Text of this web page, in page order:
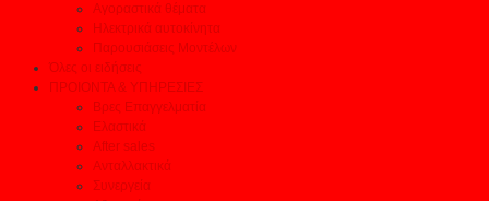
Αγοραστικά θέματα
Ηλεκτρικά αυτοκίνητα
Παρουσιάσεις Μοντέλων
Όλες οι ειδήσεις
ΠΡΟΙΟΝΤΑ & ΥΠΗΡΕΣΙΕΣ
Βρες Επαγγελματία
Ελαστικά
After sales
Ανταλλακτικά
Συνεργεία